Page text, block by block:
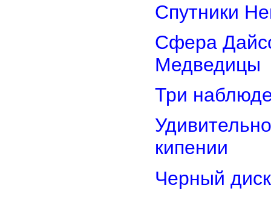
Спутники
Сфера
Медведицы
Три
кипении
Черный